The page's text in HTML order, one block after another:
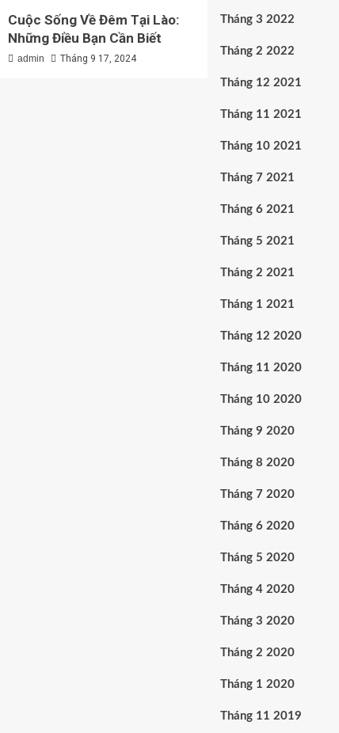
Cuộc Sống Về Đêm Tại Lào:
Những Điều Bạn Cần Biết
admin Tháng 9 17, 2024
Tháng 3 2022
Tháng 2 2022
Tháng 12 2021
Tháng 11 2021
Tháng 10 2021
Tháng 7 2021
Tháng 6 2021
Tháng 5 2021
Tháng 2 2021
Tháng 1 2021
Tháng 12 2020
Tháng 11 2020
Tháng 10 2020
Tháng 9 2020
Tháng 8 2020
Tháng 7 2020
Tháng 6 2020
Tháng 5 2020
Tháng 4 2020
Tháng 3 2020
Tháng 2 2020
Tháng 1 2020
Tháng 11 2019